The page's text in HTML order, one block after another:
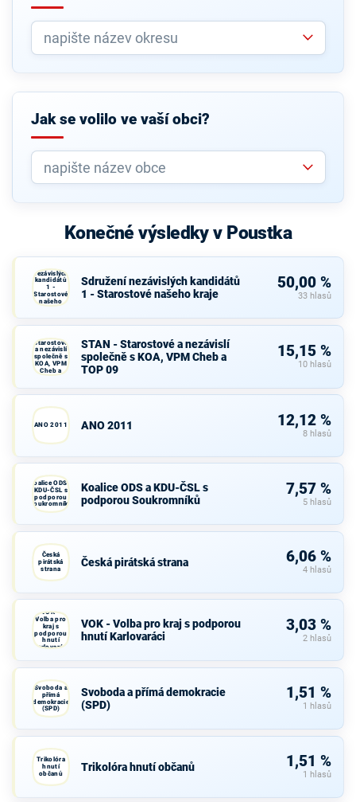
Jak se volilo ve vaší obci?
Konečné výsledky v Poustka
nezávislých
kandidátů
1 -
Starostové
našeho
kraje
Sdružení nezávislých kandidátů
1 - Starostové našeho kraje
50,00 %
33 hlasů
Starostové
a nezávislí
společně s
KOA, VPM
Cheb a
TOP 09
STAN - Starostové a nezávislí
společně s KOA, VPM Cheb a
TOP 09
15,15 %
10 hlasů
ANO 2011 ANO 2011 12,12 %
8 hlasů
Koalice ODS a
KDU-ČSL s
podporou
Soukromníků
Koalice ODS a KDU-ČSL s
podporou Soukromníků
7,57 %
5 hlasů
Česká
pirátská
strana
Česká pirátská strana 6,06 %
4 hlasů
VOK -
Volba pro
kraj s
podporou
hnutí
Karlovaráci
VOK - Volba pro kraj s podporou
hnutí Karlovaráci
3,03 %
2 hlasů
Svoboda a
přímá
demokracie
(SPD)
Svoboda a přímá demokracie
(SPD)
1,51 %
1 hlasů
Trikolóra
hnutí
občanů
Trikolóra hnutí občanů 1,51 %
1 hlasů